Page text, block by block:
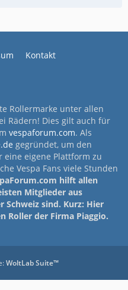
Kontakt
Rollermarke unter allen
Rädern! Dies gilt auch für
vespaforum.com. Als
gegründet, um den
eine eigene Plattform zu
Vespa Fans viele Stunden
hilft allen
Mitglieder aus
Schweiz sind. Kurz: Hier
Roller der Firma Piaggio.
WoltLab Suite™